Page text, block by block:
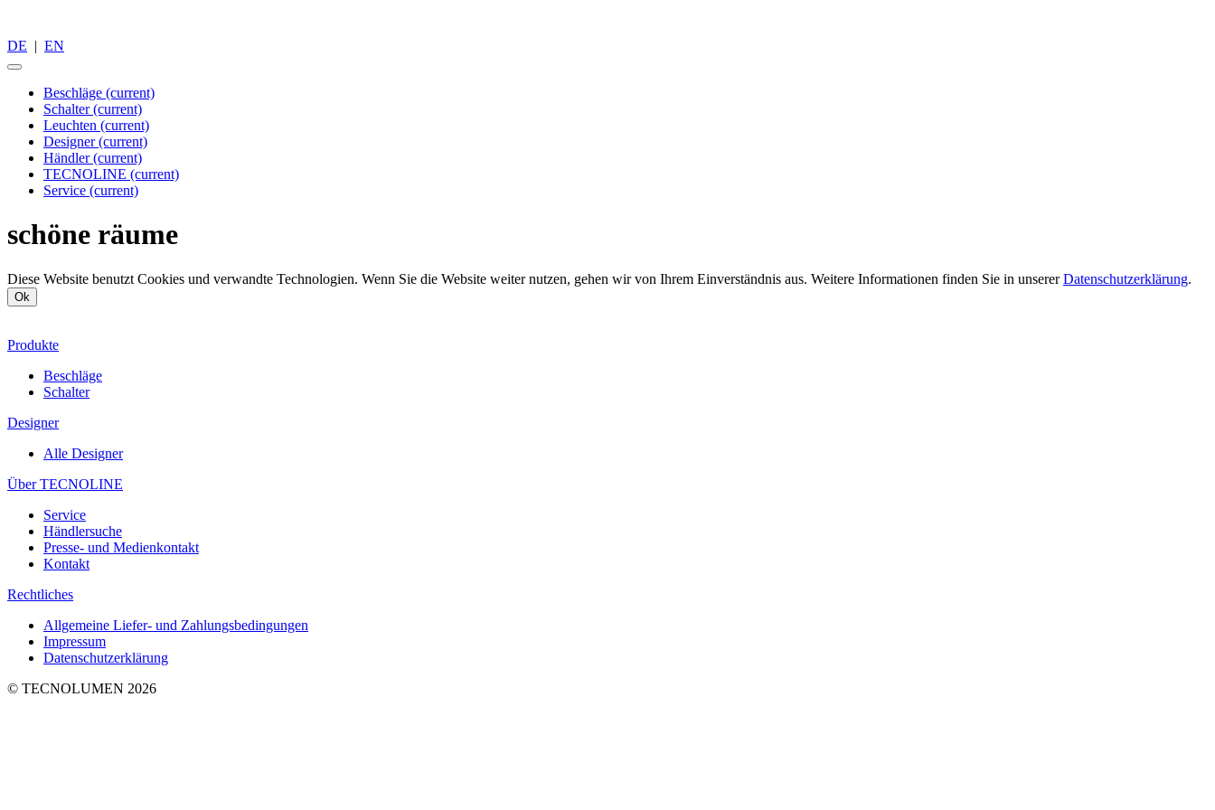
DE | EN
Beschläge (current)
Schalter(current)
Leuchten (current)
Designer(current)
Händler(current)
TECNOLINE (current)
Service (current)
schöne räume
Diese Website benutzt Cookies und verwandte Technologien. Wenn Sie die Website weiter nutzen, gehen wir von Ihrem Einverständnis aus. Weitere Informationen finden Sie in unsererDatenschutzerklärung.
Ok
Produkte
Beschläge
Schalter
Designer
Alle Designer
Über TECNOLINE
Service
Händlersuche
Presse- und Medienkontakt
Kontakt
Rechtliches
Allgemeine Liefer- und Zahlungsbedingungen
Impressum
Datenschutzerklärung
© TECNOLUMEN 2026